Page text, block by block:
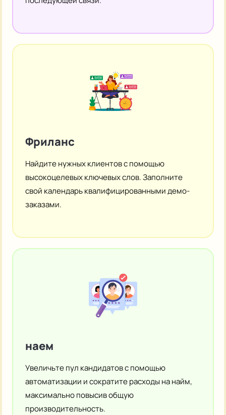
Фриланс
Найдите нужных клиентов с помощью
высокоцелевых ключевых слов. Заполните
свой календарь квалифицированными демо-
заказами.
наем
Увеличьте пул кандидатов с помощью
автоматизации и сократите расходы на найм,
максимально повысив общую
производительность.